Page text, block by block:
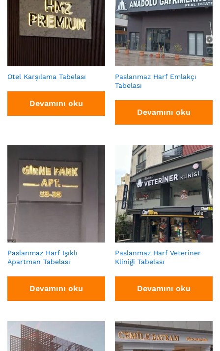
Otel Karşılama Tabelası
Devamını oku
Paslanmaz Harf Emlakçı
Tabelası
Devamını oku
Paslanmaz Harf Işıklı
Apartman Tabelası
Devamını oku
Paslanmaz Harf Veteriner
Kliniği Tabelası
Devamını oku